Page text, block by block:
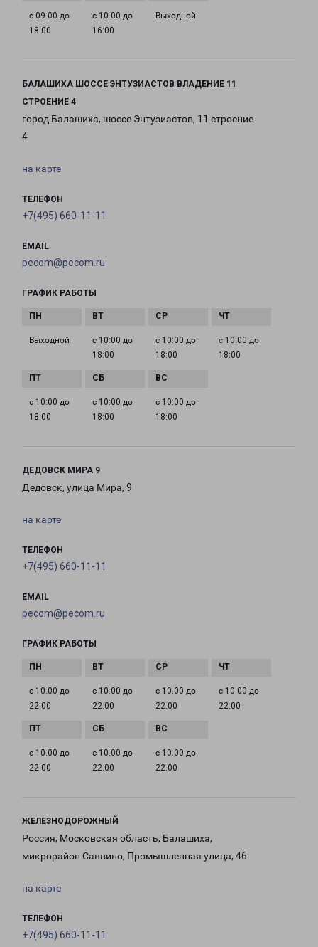
с 09:00 до
18:00
с 10:00 до
16:00
Выходной
БАЛАШИХА ШОССЕ ЭНТУЗИАСТОВ ВЛАДЕНИЕ 11
СТРОЕНИЕ 4
город Балашиха, шоссе Энтузиастов, 11 строение
4
на карте
ТЕЛЕФОН
+7(495) 660-11-11
EMAIL
pecom@pecom.ru
ГРАФИК РАБОТЫ
Выходной
с 10:00 до
18:00
с 10:00 до
18:00
с 10:00 до
18:00
с 10:00 до
18:00
с 10:00 до
18:00
с 10:00 до
18:00
ДЕДОВСК МИРА 9
Дедовск, улица Мира, 9
на карте
ТЕЛЕФОН
+7(495) 660-11-11
EMAIL
pecom@pecom.ru
ГРАФИК РАБОТЫ
с 10:00 до
22:00
с 10:00 до
22:00
с 10:00 до
22:00
с 10:00 до
22:00
с 10:00 до
22:00
с 10:00 до
22:00
с 10:00 до
22:00
ЖЕЛЕЗНОДОРОЖНЫЙ
Россия, Московская область, Балашиха,
микрорайон Саввино, Промышленная улица, 46
на карте
ТЕЛЕФОН
+7(495) 660-11-11